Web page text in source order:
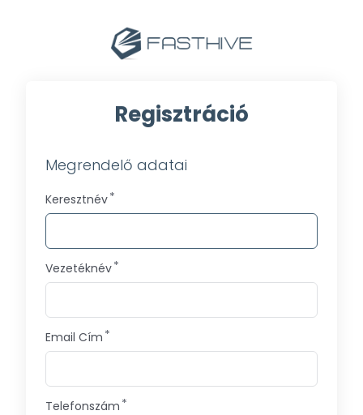
Regisztráció
Megrendelő adatai
Keresztnév
Vezetéknév
Email Cím
Telefonszám